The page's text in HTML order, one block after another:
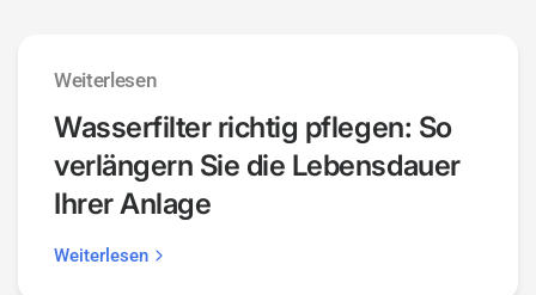
Weiterlesen
Wasserfilter richtig pflegen: So
verlängern Sie die Lebensdauer
Ihrer Anlage
Weiterlesen